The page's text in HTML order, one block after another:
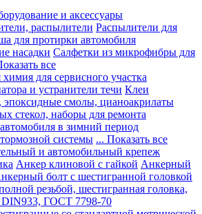
и аксессуары
распылители Распылители для
для протирки автомобиля
насадки Салфетки из микрофибры для
все
для сервисного участка
и устранители течи Клеи
эпоксидные смолы, цианоакрилаты
стекол, наборы для ремонта
в зимний период
системы ... Показать все
и автомобильный крепеж
Анкер клиновой с гайкой Анкерный
болт с шестигранной головкой
резьбой, шестигранная головка,
ГОСТ 7798-70